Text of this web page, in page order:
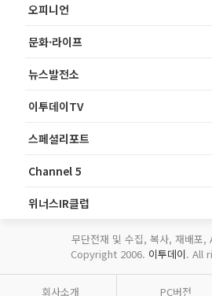
오피니언
문화·라이프
뉴스발전소
이투데이TV
스페셜리포트
Channel 5
위너스IR클럽
무단전재 및 수집, 복사, 재배포,
Copyright 2006. 이투데이. All
회사소개 PC버전